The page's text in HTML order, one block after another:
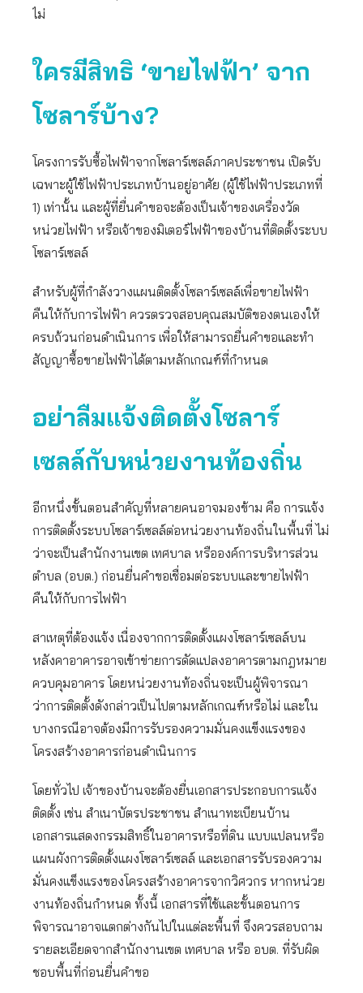
ไม่
ใครมีสิทธิ ‘ขายไฟฟ้า’ จาก
โซลาร์บ้าง?
โครงการรับซื้อไฟฟ้าจากโซลาร์เซลล์ภาคประชาชน เปิดรับ
เฉพาะผู้ใช้ไฟฟ้าประเภทบ้านอยู่อาศัย (ผู้ใช้ไฟฟ้าประเภทที่
1) เท่านั้น และผู้ที่ยื่นคำขอจะต้องเป็นเจ้าของเครื่องวัด
หน่วยไฟฟ้า หรือเจ้าของมิเตอร์ไฟฟ้าของบ้านที่ติดตั้งระบบ
โซลาร์เซลล์
สำหรับผู้ที่กำลังวางแผนติดตั้งโซลาร์เซลล์เพื่อขายไฟฟ้า
คืนให้กับการไฟฟ้า ควรตรวจสอบคุณสมบัติของตนเองให้
ครบถ้วนก่อนดำเนินการ เพื่อให้สามารถยื่นคำขอและทำ
สัญญาซื้อขายไฟฟ้าได้ตามหลักเกณฑ์ที่กำหนด
อย่าลืมแจ้งติดตั้งโซลาร์
เซลล์กับหน่วยงานท้องถิ่น
อีกหนึ่งขั้นตอนสำคัญที่หลายคนอาจมองข้าม คือ การแจ้ง
การติดตั้งระบบโซลาร์เซลล์ต่อหน่วยงานท้องถิ่นในพื้นที่ ไม่
ว่าจะเป็นสำนักงานเขต เทศบาล หรือองค์การบริหารส่วน
ตำบล (อบต.) ก่อนยื่นคำขอเชื่อมต่อระบบและขายไฟฟ้า
คืนให้กับการไฟฟ้า
สาเหตุที่ต้องแจ้ง เนื่องจากการติดตั้งแผงโซลาร์เซลล์บน
หลังคาอาคารอาจเข้าข่ายการดัดแปลงอาคารตามกฎหมาย
ควบคุมอาคาร โดยหน่วยงานท้องถิ่นจะเป็นผู้พิจารณา
ว่าการติดตั้งดังกล่าวเป็นไปตามหลักเกณฑ์หรือไม่ และใน
บางกรณีอาจต้องมีการรับรองความมั่นคงแข็งแรงของ
โครงสร้างอาคารก่อนดำเนินการ
โดยทั่วไป เจ้าของบ้านจะต้องยื่นเอกสารประกอบการแจ้ง
ติดตั้ง เช่น สำเนาบัตรประชาชน สำเนาทะเบียนบ้าน
เอกสารแสดงกรรมสิทธิ์ในอาคารหรือที่ดิน แบบแปลนหรือ
แผนผังการติดตั้งแผงโซลาร์เซลล์ และเอกสารรับรองความ
มั่นคงแข็งแรงของโครงสร้างอาคารจากวิศวกร หากหน่วย
งานท้องถิ่นกำหนด ทั้งนี้ เอกสารที่ใช้และขั้นตอนการ
พิจารณาอาจแตกต่างกันไปในแต่ละพื้นที่ จึงควรสอบถาม
รายละเอียดจากสำนักงานเขต เทศบาล หรือ อบต. ที่รับผิด
ชอบพื้นที่ก่อนยื่นคำขอ